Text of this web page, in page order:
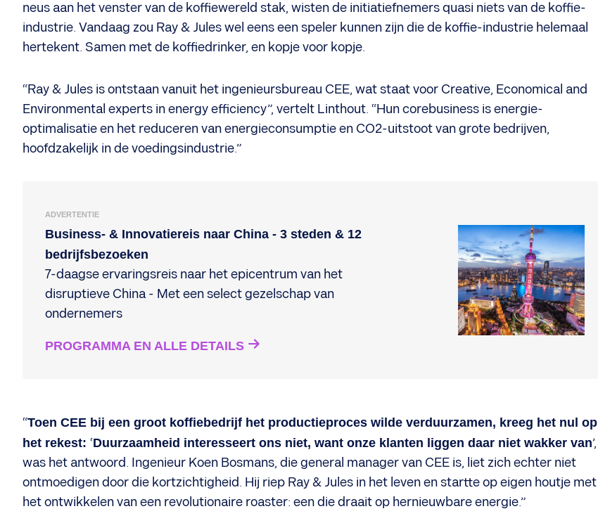
neus aan het venster van de koffiewereld stak, wisten de initiatiefnemers quasi niets van de koffie-
industrie. Vandaag zou Ray & Jules wel eens een speler kunnen zijn die de koffie-industrie helemaal
hertekent. Samen met de koffiedrinker, en kopje voor kopje.
“Ray & Jules is ontstaan vanuit het ingenieursbureau CEE, wat staat voor Creative, Economical and
Environmental experts in energy efficiency”, vertelt Linthout. “Hun corebusiness is energie-
optimalisatie en het reduceren van energieconsumptie en CO2-uitstoot van grote bedrijven,
hoofdzakelijk in de voedingsindustrie.”
ADVERTENTIE
Business- & Innovatiereis naar China - 3 steden & 12
bedrijfsbezoeken
7-daagse ervaringsreis naar het epicentrum van het
disruptieve China - Met een select gezelschap van
ondernemers
PROGRAMMA EN ALLE DETAILS
“Toen CEE bij een groot koffiebedrijf het productieproces wilde verduurzamen, kreeg het nul op
het rekest: ‘Duurzaamheid interesseert ons niet, want onze klanten liggen daar niet wakker van’,
was het antwoord. Ingenieur Koen Bosmans, die general manager van CEE is, liet zich echter niet
ontmoedigen door die kortzichtigheid. Hij riep Ray & Jules in het leven en startte op eigen houtje met
het ontwikkelen van een revolutionaire roaster: een die draait op hernieuwbare energie.”